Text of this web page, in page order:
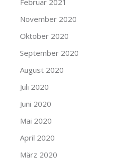
Februar 2021
November 2020
Oktober 2020
September 2020
August 2020
Juli 2020
Juni 2020
Mai 2020
April 2020
März 2020